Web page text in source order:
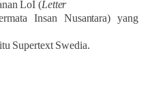
LoI (Letter
Insan Nusantara) yang
Supertext Swedia.